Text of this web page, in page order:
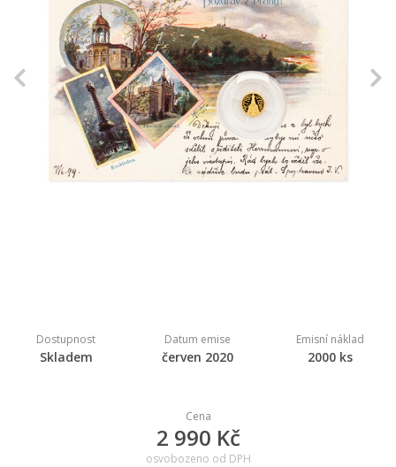
Previous
Dostupnost
Skladem
Datum emise
červen 2020
Emisní náklad
2000 ks
Cena
2 990 Kč
osvobozeno od DPH